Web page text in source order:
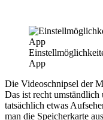
App
Die Videoschnipsel der
Das ist recht
tatsächlich etwas
man die Speicherkarte